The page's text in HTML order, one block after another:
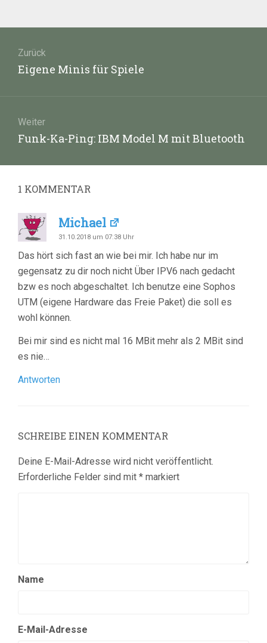
Zurück
Vorheriger
Eigene Minis für Spiele
Weiter
Nächster
Funk-Ka-Ping: IBM Model M mit Bluetooth
1 KOMMENTAR
Michael
31.10.2018 um 07:38 Uhr
Das hört sich fast an wie bei mir. Ich habe nur im
gegensatz zu dir noch nicht Über IPV6 nach gedacht
bzw es noch abgeschaltet. Ich benutze eine Sophos
UTM (eigene Hardware das Freie Paket) die soll es
wohl können.
Bei mir sind es nicht mal 16 MBit mehr als 2 MBit sind
es nie…
Antworten
SCHREIBE EINEN KOMMENTAR
Deine E-Mail-Adresse wird nicht veröffentlicht.
Erforderliche Felder sind mit * markiert
Name
E-Mail-Adresse